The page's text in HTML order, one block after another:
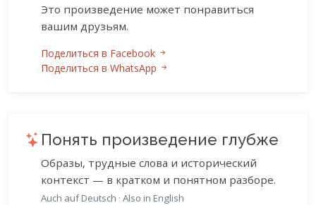
Это произведение может понравиться
вашим друзьям.
Поделиться в Facebook
Поделиться в WhatsApp
Понять произведение глубже
Образы, трудные слова и исторический
контекст — в кратком и понятном разборе.
Auch auf Deutsch · Also in English